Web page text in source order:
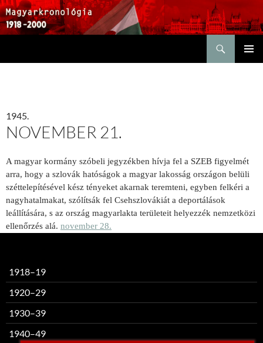
1945.
NOVEMBER 21.
A magyar kormány szóbeli jegyzékben hívja fel a SZEB figyelmét
arra, hogy a szlovák hatóságok a magyar lakosság országon belüli
széttelepítésével kész tényeket akarnak teremteni, egyben felkéri a
nagyhatalmakat, szólítsák fel Csehszlovákiát a deportálások
leállítására, s az ország magyarlakta területeit helyezzék nemzetközi
ellenőrzés alá. november 28.
1918–19
1920–29
1930–39
1940–49